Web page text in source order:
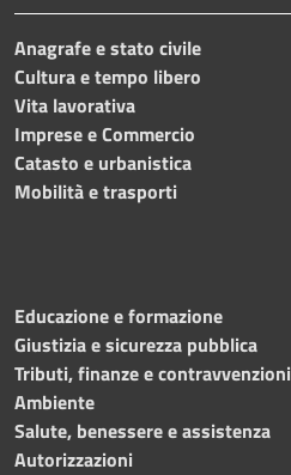
Anagrafe e stato civile
Cultura e tempo libero
Vita lavorativa
Imprese e Commercio
Catasto e urbanistica
Mobilità e trasporti
Educazione e formazione
Giustizia e sicurezza pubblica
Tributi, finanze e contravvenzioni
Ambiente
Salute, benessere e assistenza
Autorizzazioni